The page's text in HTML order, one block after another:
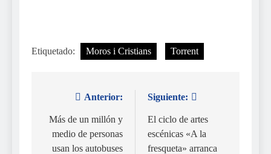
Etiquetado: Moros i Cristians Torrent
Navegación
de
entradas
Anterior:
Más de un millón y
medio de personas
usan los autobuses
Siguiente:
El ciclo de artes
escénicas «A la
fresqueta» arranca